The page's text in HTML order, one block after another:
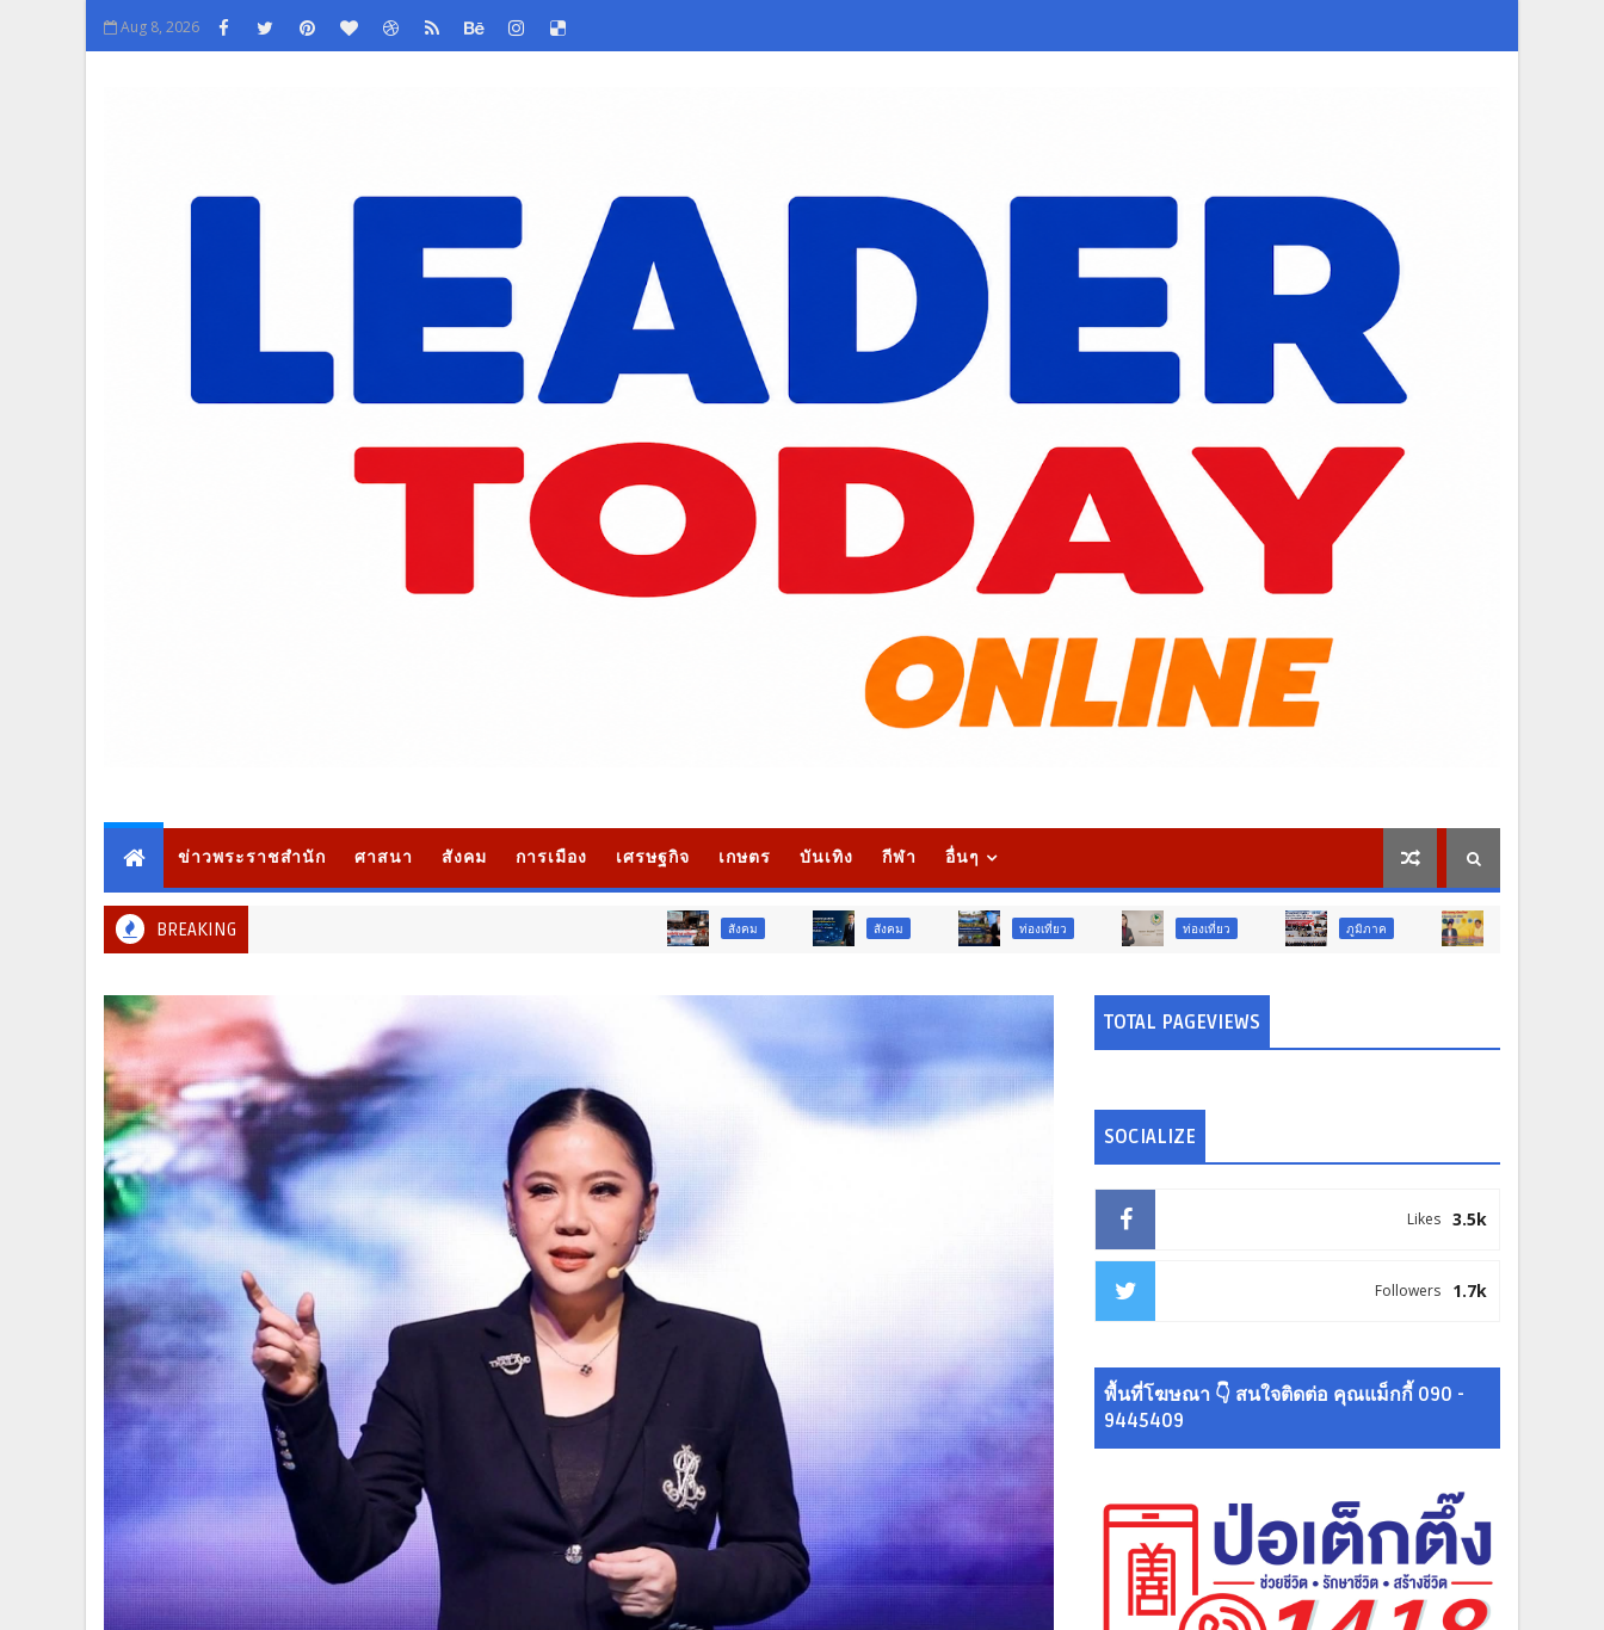
Aug 8, 2026
ข่าวพระราชสำนัก ศาสนา สังคม การเมือง เศรษฐกิจ เกษตร บันเทิง กีฬา อื่นๆ
BREAKING สังคม ท่องเที่ยว ท่องเที่ยว ภูมิภาค สังคม
TOTAL PAGEVIEWS
SOCIALIZE
3.5k
Likes
1.7k
Followers
พื้นที่โฆษณา 👇 สนใจติดต่อ คุณแม็กกี้ 090 -
9445409